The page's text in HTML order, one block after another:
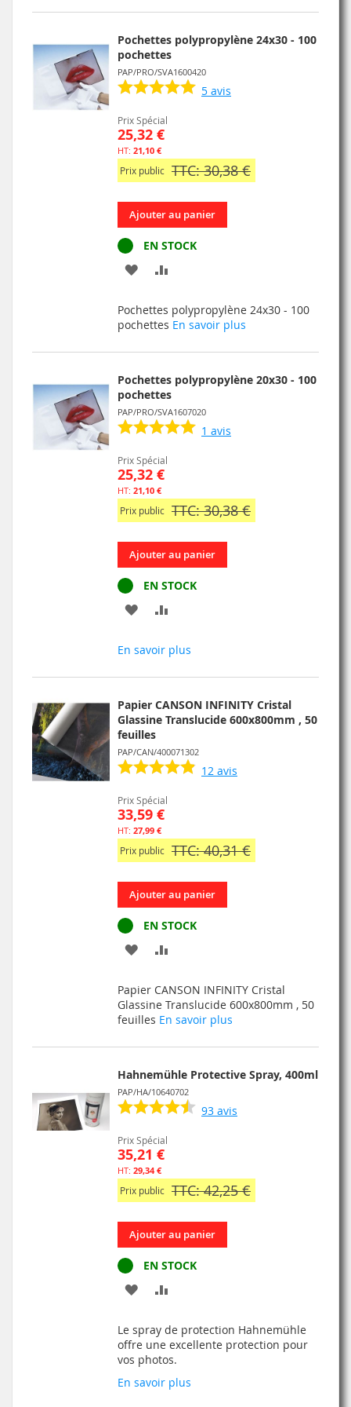
D’ENVIE
Pochettes polypropylène 24x30 - 100
pochettes
PAP/PRO/SVA1600420
5 avis
Prix Spécial
25,32 €
21,10 €
Prix public TTC: 30,38 €
Ajouter au panier
EN STOCK
AJOUTER
MA
LISTE
D’ENVIE
COMPARATEUR
Pochettes polypropylène 24x30 - 100
pochettes En savoir plus
Pochettes polypropylène 20x30 - 100
pochettes
PAP/PRO/SVA1607020
1 avis
Prix Spécial
25,32 €
21,10 €
Prix public TTC: 30,38 €
Ajouter au panier
EN STOCK
AJOUTER
D’ENVIE
En savoir plus
Papier CANSON INFINITY Cristal
Glassine Translucide 600x800mm , 50
feuilles
PAP/CAN/400071302
12 avis
Prix Spécial
33,59 €
27,99 €
Prix public TTC: 40,31 €
Ajouter au panier
EN STOCK
AJOUTER
MA
COMPARATEUR
Papier CANSON INFINITY Cristal
Glassine Translucide 600x800mm , 50
feuilles En savoir plus
Hahnemühle Protective Spray, 400ml
PAP/HA/10640702
93 avis
Prix Spécial
35,21 €
29,34 €
Prix public TTC: 42,25 €
Ajouter au panier
EN STOCK
AJOUTER
MA
LISTE
COMPARATEUR
Le spray de protection Hahnemühle
offre une excellente protection pour
vos photos.
En savoir plus